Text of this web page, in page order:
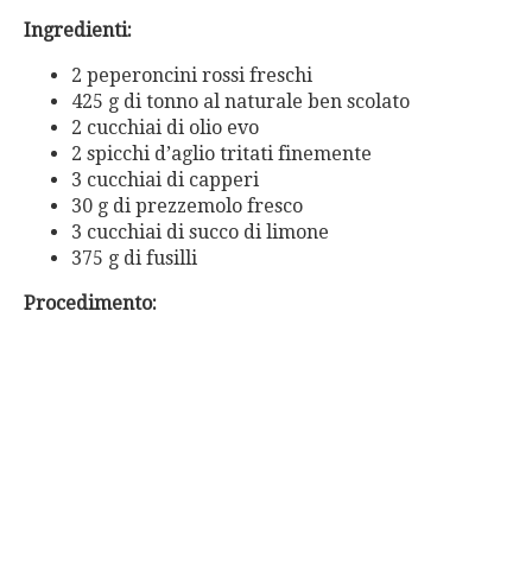
Ingredienti:
2 peperoncini rossi freschi
425 g di tonno al naturale ben scolato
2 cucchiai di olio evo
2 spicchi d’aglio tritati finemente
3 cucchiai di capperi
30 g di prezzemolo fresco
3 cucchiai di succo di limone
375 g di fusilli
Procedimento: